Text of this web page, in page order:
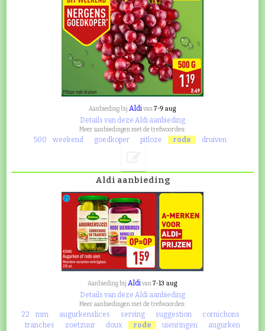
Aanbieding bij Aldivan7-9 aug
Details van deze Aldi aanbieding
Meer aanbiedingen met de trefwoorden:
500 weekend goedkoper pitloze rode druiven
Aldi aanbieding
Aanbieding bij Aldivan7-13 aug
Details van deze Aldi aanbieding
Meer aanbiedingen met de trefwoorden:
22 mm augurkenslices serving suggestion
cornichons
tranches
zoetzuur doux rode uienringen
augurken